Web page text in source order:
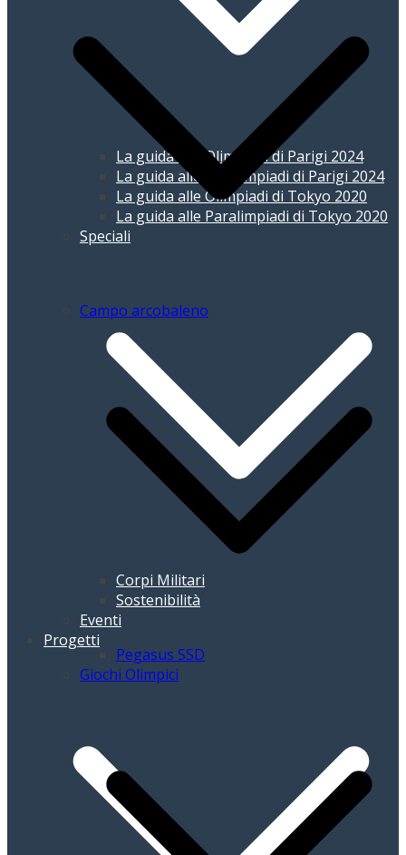
La guida alle Olimpiadi di Parigi 2024
La guida alle Paralimpiadi di Parigi 2024
La guida alle Olimpiadi di Tokyo 2020
La guida alle Paralimpiadi di Tokyo 2020
Speciali
Corpi Militari
Sostenibilità
Eventi
Progetti
Campo arcobaleno
Pegasus SSD
Giochi Olimpici